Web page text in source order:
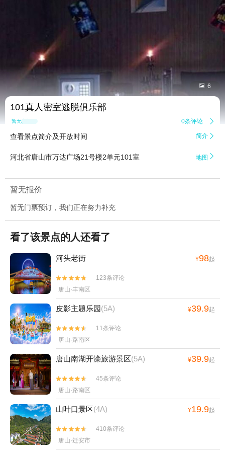
 6
101真人密室逃脱俱乐部
暂无点评 0条评论 
查看景点简介及开放时间 简介 
河北省唐山市万达广场21号楼2单元101室 地图 
暂无报价
暂无门票预订，我们正在努力补充
看了该景点的人还看了
河头老街 ¥98起


123条评论
唐山·丰南区
皮影主题乐园(5A) ¥39.9起


11条评论
唐山·路南区
唐山南湖开滦旅游景区(5A) ¥39.9起


45条评论
唐山·路南区
山叶口景区(4A) ¥19.9起


410条评论
唐山·迁安市